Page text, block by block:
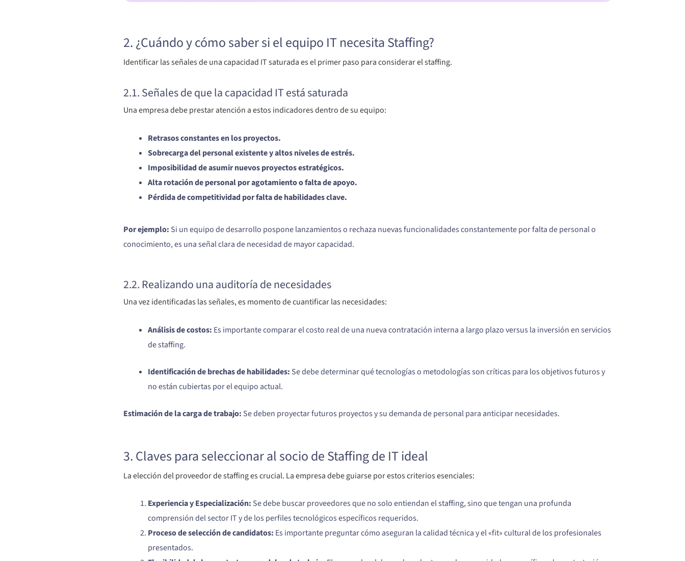
2. ¿Cuándo y cómo saber si el equipo IT necesita Staffing?
Identificar las señales de una capacidad IT saturada es el primer paso para considerar el staffing.
2.1. Señales de que la capacidad IT está saturada
Una empresa debe prestar atención a estos indicadores dentro de su equipo:
Retrasos constantes en los proyectos.
Sobrecarga del personal existente y altos niveles de estrés.
Imposibilidad de asumir nuevos proyectos estratégicos.
Alta rotación de personal por agotamiento o falta de apoyo.
Pérdida de competitividad por falta de habilidades clave.
Por ejemplo: Si un equipo de desarrollo pospone lanzamientos o rechaza nuevas funcionalidades constantemente por falta de personal o
conocimiento, es una señal clara de necesidad de mayor capacidad.
2.2. Realizando una auditoría de necesidades
Una vez identificadas las señales, es momento de cuantificar las necesidades:
Análisis de costos: Es importante comparar el costo real de una nueva contratación interna a largo plazo versus la inversión en servicios
de staffing.
Identificación de brechas de habilidades: Se debe determinar qué tecnologías o metodologías son críticas para los objetivos futuros y
no están cubiertas por el equipo actual.
Estimación de la carga de trabajo: Se deben proyectar futuros proyectos y su demanda de personal para anticipar necesidades.
3. Claves para seleccionar al socio de Staffing de IT ideal
La elección del proveedor de staffing es crucial. La empresa debe guiarse por estos criterios esenciales:
Experiencia y Especialización: Se debe buscar proveedores que no solo entiendan el staffing, sino que tengan una profunda
comprensión del sector IT y de los perfiles tecnológicos específicos requeridos.
Proceso de selección de candidatos: Es importante preguntar cómo aseguran la calidad técnica y el «fit» cultural de los profesionales
presentados.